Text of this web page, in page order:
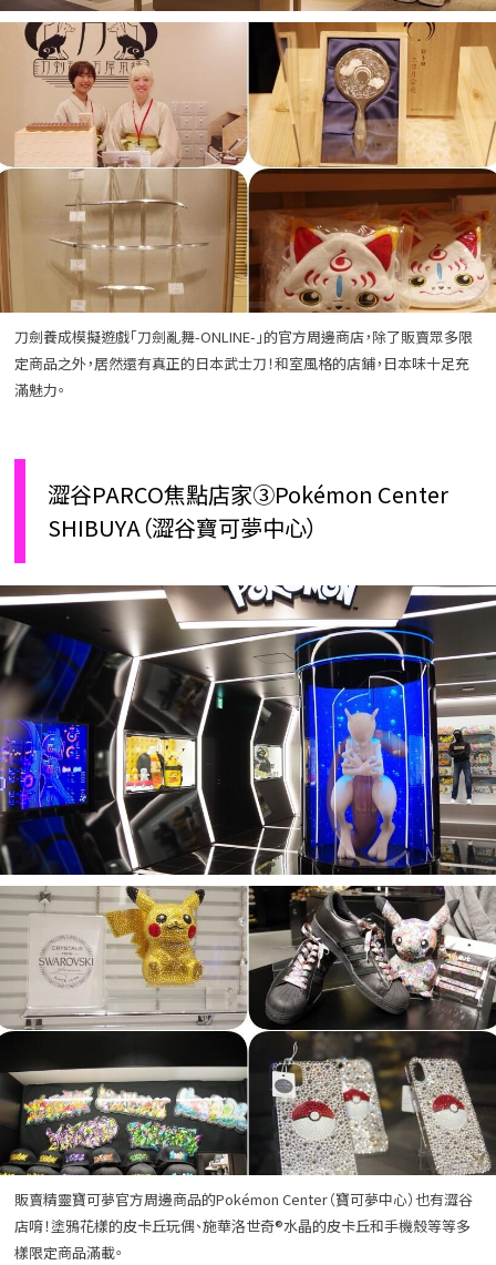
刀劍養成模擬遊戲「刀劍亂舞-ONLINE-」的官方周邊商店，除了販賣眾多限
定商品之外，居然還有真正的日本武士刀！和室風格的店鋪，日本味十足充
滿魅力。
澀谷PARCO焦點店家③Pokémon Center
SHIBUYA（澀谷寶可夢中心）
販賣精靈寶可夢官方周邊商品的Pokémon Center（寶可夢中心）也有澀谷
店唷！塗鴉花樣的皮卡丘玩偶、施華洛世奇®水晶的皮卡丘和手機殼等等多
樣限定商品滿載。